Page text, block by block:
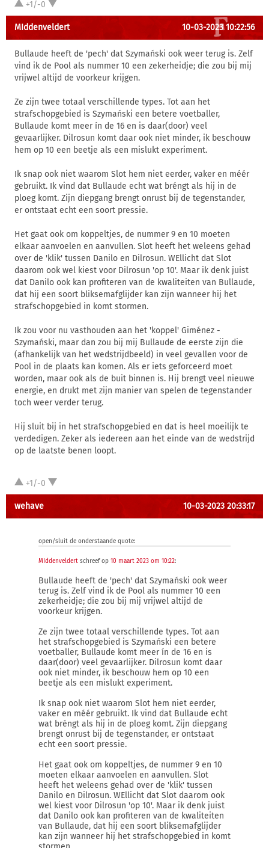
+1/-0
MIddenveldert 10-03-2023 10:22:56
Bullaude heeft de 'pech' dat Szymański ook weer terug is. Zelf
vind ik de Pool als nummer 10 een zekerheidje; die zou bij mij
vrijwel altijd de voorkeur krijgen.
Ze zijn twee totaal verschillende types. Tot aan het
strafschopgebied is Szymański een betere voetballer,
Bullaude komt meer ín de 16 en is daar(door) veel
gevaarlijker. Dilrosun komt daar ook niet minder, ik beschouw
hem op 10 een beetje als een mislukt experiment.
Ik snap ook niet waarom Slot hem niet eerder, vaker en méér
gebruikt. Ik vind dat Bullaude echt wat bréngt als hij in de
ploeg komt. Zijn diepgang brengt onrust bij de tegenstander,
er ontstaat echt een soort pressie.
Het gaat ook om koppeltjes, de nummer 9 en 10 moeten
elkaar aanvoelen en aanvullen. Slot heeft het weleens gehad
over de 'klik' tussen Danilo en Dilrosun. WEllicht dat Slot
daarom ook wel kiest voor Dilrosun 'op 10'. Maar ik denk juist
dat Danilo ook kan profiteren van de kwaliteiten van Bullaude,
dat hij een soort bliksemafglijder kan zijn wanneer hij het
strafschopgebied in komt stormen.
Ik zou voor nu vasthouden aan het 'koppel' Giménez -
Szymański, maar dan zou bij mij Bullaude de eerste zijn die
(afhankelijk van het wedstrijdbeeld) in veel gevallen voor de
Pool in de plaats kan komen. Als er iets geforceerd moet
worden, maar ook als de buit binnen is. Hij brengt veel nieuwe
energie, en drukt met zijn manier van spelen de tegenstander
toch weer verder terug.
Hij sluit bij in het strafschopgebied en dat is heel moeilijk te
verdedigen. Zeker als iedereen aan het einde van de wedstrijd
op de laatste benen loopt.
+1/-0
wehave 10-03-2023 20:33:17
open/sluit de onderstaande quote:
MIddenveldert schreef op 10 maart 2023 om 10:22:
Bullaude heeft de 'pech' dat Szymański ook weer
terug is. Zelf vind ik de Pool als nummer 10 een
zekerheidje; die zou bij mij vrijwel altijd de
voorkeur krijgen.
Ze zijn twee totaal verschillende types. Tot aan
het strafschopgebied is Szymański een betere
voetballer, Bullaude komt meer ín de 16 en is
daar(door) veel gevaarlijker. Dilrosun komt daar
ook niet minder, ik beschouw hem op 10 een
beetje als een mislukt experiment.
Ik snap ook niet waarom Slot hem niet eerder,
vaker en méér gebruikt. Ik vind dat Bullaude echt
wat bréngt als hij in de ploeg komt. Zijn diepgang
brengt onrust bij de tegenstander, er ontstaat
echt een soort pressie.
Het gaat ook om koppeltjes, de nummer 9 en 10
moeten elkaar aanvoelen en aanvullen. Slot
heeft het weleens gehad over de 'klik' tussen
Danilo en Dilrosun. WEllicht dat Slot daarom ook
wel kiest voor Dilrosun 'op 10'. Maar ik denk juist
dat Danilo ook kan profiteren van de kwaliteiten
van Bullaude, dat hij een soort bliksemafglijder
kan zijn wanneer hij het strafschopgebied in komt